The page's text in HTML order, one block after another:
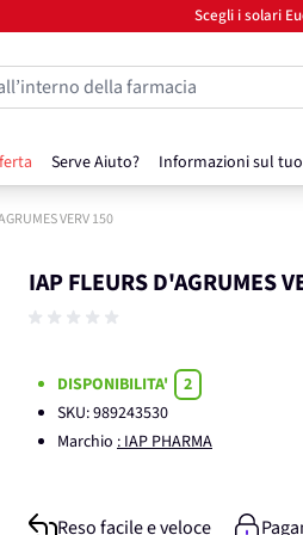
Scegli i solari
Serve Aiuto? Informazioni sul
della farmacia
VERV 150
IAP FLEURS D'AGRUMES
DISPONIBILITA'
2
SKU:989243530
Marchio : IAP PHARMA
Reso facile e veloce